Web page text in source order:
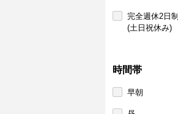
完全週休2日制
(土日祝休み)
時間帯
早朝